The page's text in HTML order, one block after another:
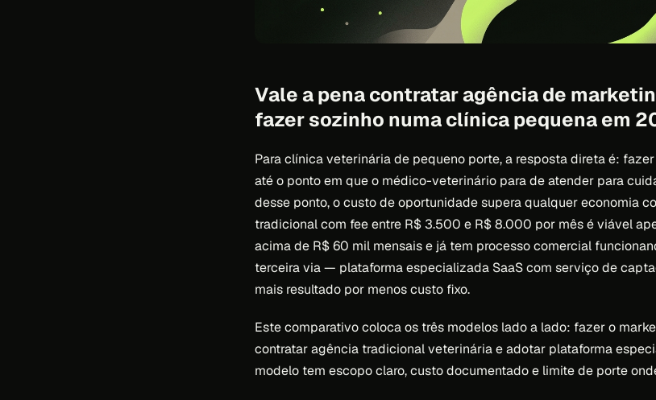
Vale a pena contratar agência de
fazer sozinho numa clínica pequena em
Para clínica veterinária de pequeno porte, a resposta direta é:
até o ponto em que o médico-veterinário para de atender para
desse ponto, o custo de oportunidade supera qualquer economia
tradicional com fee entre R$ 3.500 e R$ 8.000 por mês é viável
acima de R$ 60 mil mensais e já tem processo comercial
terceira via — plataforma especializada SaaS com serviço de
mais resultado por menos custo fixo.
Este comparativo coloca os três modelos lado a lado: fazer o
contratar agência tradicional veterinária e adotar plataforma
modelo tem escopo claro, custo documentado e limite de porte